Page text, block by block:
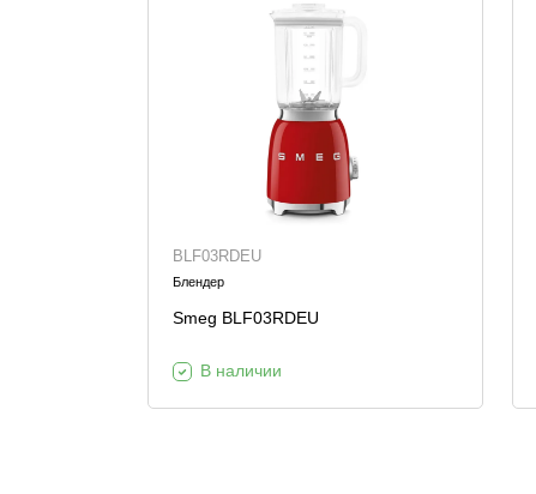
BLF03RDEU
Блендер
Smeg BLF03RDEU
В наличии